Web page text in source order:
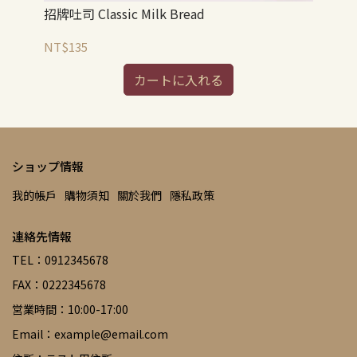
招牌吐司 Classic Milk Bread
NT$135
カートに入れる
ショップ情報
我的帳戶 購物須知 關於我們 隱私政策
連絡先情報
TEL：0912345678
FAX：0222345678
営業時間：10:00-17:00
Email：example@email.com